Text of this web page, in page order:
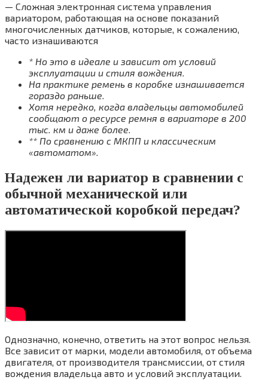
— Сложная электронная система управления
вариатором, работающая на основе показаний
многочисленных датчиков, которые, к сожалению,
часто изнашиваются
* Но это в идеале и зависит от условий
эксплуатации и стиля вождения.
На практике ремень в коробке изнашивается
гораздо раньше.
Хотя нередко, когда владельцы автомобилей
сообщают о ресурсе ремня в вариаторе в 200
тыс. км и даже более.
** По сравнению с МКПП и классическим
«автоматом».
Надежен ли вариатор в сравнении с
обычной механической или
автоматической коробкой передач?
Однозначно, конечно, ответить на этот вопрос нельзя.
Все зависит от марки, модели автомобиля, от объема
двигателя, от производителя трансмиссии, от стиля
вождения владельца авто и условий эксплуатации.